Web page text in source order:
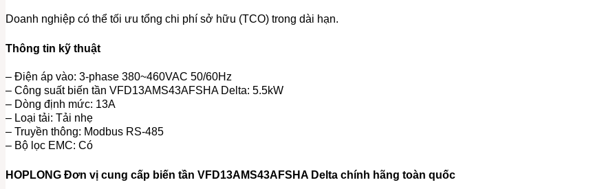
Doanh nghiệp có thể tối ưu tổng chi phí sở hữu (TCO) trong dài hạn.
Thông tin kỹ thuật
– Điện áp vào: 3-phase 380~460VAC 50/60Hz
– Công suất biến tần VFD13AMS43AFSHA Delta: 5.5kW
– Dòng định mức: 13A
– Loại tải: Tải nhẹ
– Truyền thông: Modbus RS-485
– Bộ lọc EMC: Có
HOPLONG Đơn vị cung cấp biến tần VFD13AMS43AFSHA Delta chính hãng toàn quốc